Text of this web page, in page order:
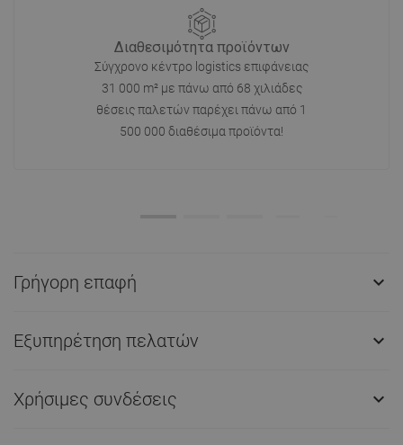
Διαθεσιμότητα προϊόντων
Σύγχρονο κέντρο logistics επιφάνειας
31 000 m² με πάνω από 68 χιλιάδες
θέσεις παλετών παρέχει πάνω από 1
500 000 διαθέσιμα προϊόντα!
Γρήγορη επαφή 
Εξυπηρέτηση πελατών 
Χρήσιμες συνδέσεις 